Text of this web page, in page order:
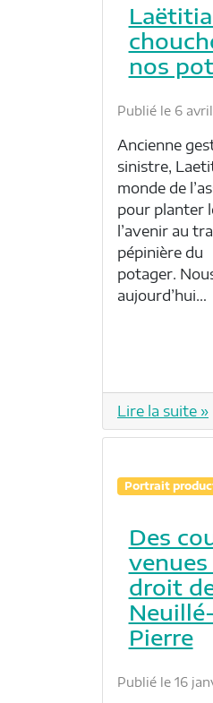
nos
Publié le 6
Ancienne
sinistre,
monde de
pour planter
l’avenir au
pépinière du
potager.
aujourd’hui…
Lire la suite »
Portrait
Des
droit
Pierre
Publié le 16